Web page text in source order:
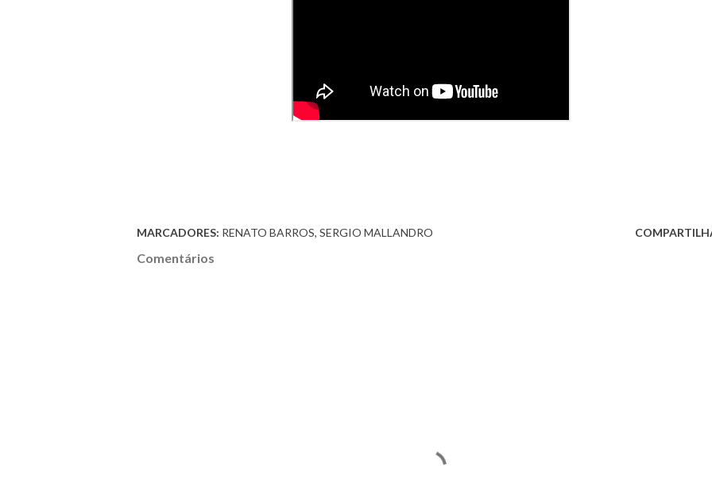
MARCADORES: RENATO BARROS SERGIO MALLANDRO
Comentários